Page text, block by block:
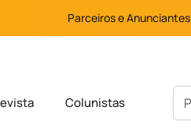
Parceiros e Anunciantes
Colunistas